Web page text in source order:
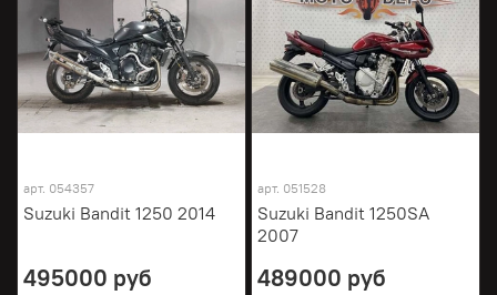
арт. 054357
Suzuki Bandit 1250 2014
495000 руб
арт. 051528
Suzuki Bandit 1250SA
2007
489000 руб